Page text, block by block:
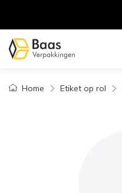
Home Etiket op rol